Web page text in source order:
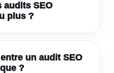
audits SEO
plus ?
un audit SEO
?